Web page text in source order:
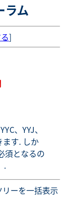
ラム
]
、YYJ、
ます. しか
須となるの
.
ーを一括表示